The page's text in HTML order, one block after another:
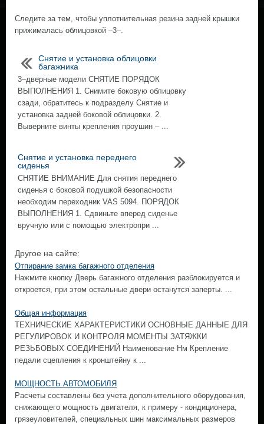
Следите за тем, чтобы уплотнительная резина задней крышки
прижималась облицовкой –3–.
Снятие и установка облицовки
багажника
3–дверные модели СНЯТИЕ ПОРЯДОК
ВЫПОЛНЕНИЯ 1. Снимите боковую облицовку
сзади, обратитесь к подразделу Снятие и
установка задней боковой облицовки. 2.
Выверните винты крепления проушин – ...
Снятие и установка переднего
сиденья
СНЯТИЕ ВНИМАНИЕ Для снятия переднего
сиденья с боковой подушкой безопасности
необходим переходник VAS 5094. ПОРЯДОК
ВЫПОЛНЕНИЯ 1. Сдвиньте вперед сиденье
вручную или с помощью электропри ...
Другое на сайте:
Отпирание замка багажного отделения
Нажмите кнопку Дверь багажного отделения разблокируется и
откроется, при этом остальные двери останутся заперты. ...
Общая информация
ТЕХНИЧЕСКИЕ ХАРАКТЕРИСТИКИ ОСНОВНЫЕ ДАННЫЕ ДЛЯ
РЕГУЛИРОВОК И КОНТРОЛЯ МОМЕНТЫ ЗАТЯЖКИ
РЕЗЬБОВЫХ СОЕДИНЕНИЙ Наименование Нм Крепление
педали сцепления к кронштейну к ...
МОЩНОСТЬ АВТОМОБИЛЯ
Расчеты составлены без учета дополнительного оборудования,
снижающего мощность двигателя, к примеру - кондиционера,
грязеуловителей, специальных шин максимальных размеров